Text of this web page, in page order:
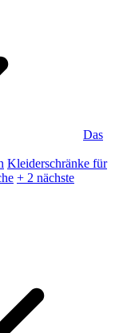
Das
Kleiderschränke für
+ 2 nächste